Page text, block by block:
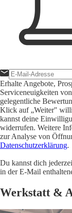
Erhalte Angebote,
Serviceneuigkeiten
gelegentliche
Klick auf „Weiter"
kannst deine
widerrufen. Weitere
zur Analyse von
Datenschutzerklärung.
Du kannst dich
in der E-Mail
Werkstatt &